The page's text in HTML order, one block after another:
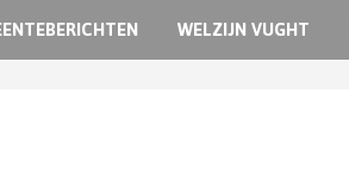
WELZIJN VUGHT